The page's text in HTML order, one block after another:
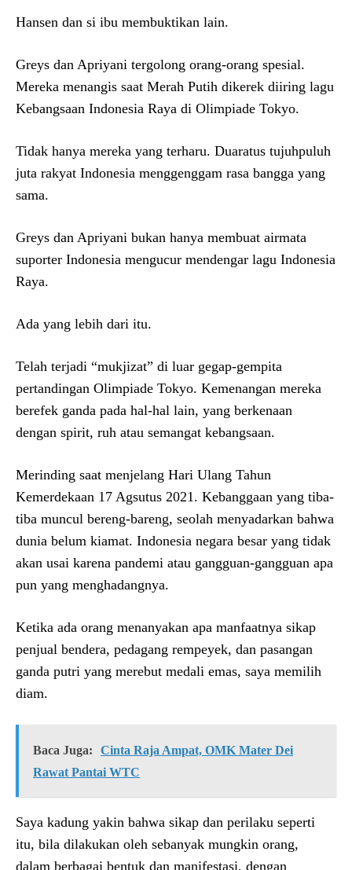
Hansen dan si ibu membuktikan lain.
Greys dan Apriyani tergolong orang-orang spesial.
Mereka menangis saat Merah Putih dikerek diiring lagu
Kebangsaan Indonesia Raya di Olimpiade Tokyo.
Tidak hanya mereka yang terharu. Duaratus tujuhpuluh
juta rakyat Indonesia menggenggam rasa bangga yang
sama.
Greys dan Apriyani bukan hanya membuat airmata
suporter Indonesia mengucur mendengar lagu Indonesia
Raya.
Ada yang lebih dari itu.
Telah terjadi “mukjizat” di luar gegap-gempita
pertandingan Olimpiade Tokyo. Kemenangan mereka
berefek ganda pada hal-hal lain, yang berkenaan
dengan spirit, ruh atau semangat kebangsaan.
Merinding saat menjelang Hari Ulang Tahun
Kemerdekaan 17 Agsutus 2021. Kebanggaan yang tiba-
tiba muncul bereng-bareng, seolah menyadarkan bahwa
dunia belum kiamat. Indonesia negara besar yang tidak
akan usai karena pandemi atau gangguan-gangguan apa
pun yang menghadangnya.
Ketika ada orang menanyakan apa manfaatnya sikap
penjual bendera, pedagang rempeyek, dan pasangan
ganda putri yang merebut medali emas, saya memilih
diam.
Baca Juga:
Cinta Raja Ampat, OMK Mater Dei
Rawat Pantai WTC
Saya kadung yakin bahwa sikap dan perilaku seperti
itu, bila dilakukan oleh sebanyak mungkin orang,
dalam berbagai bentuk dan manifestasi, dengan